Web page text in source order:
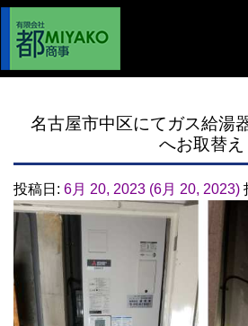
名古屋市中区にてガス給湯
へお取替え
投稿日: 6月 20, 2023 (6月 20, 2023)